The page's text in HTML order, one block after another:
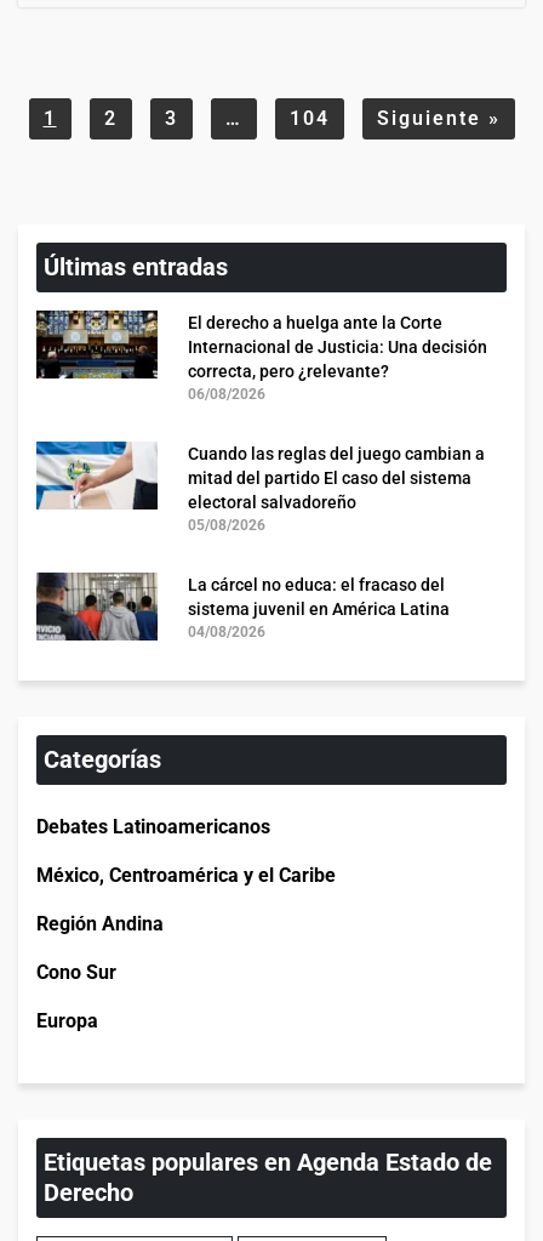
1 2 3 … 104 Siguiente »
Últimas entradas
El derecho a huelga ante la Corte
Internacional de Justicia: Una decisión
correcta, pero ¿relevante?
06/08/2026
Cuando las reglas del juego cambian a
mitad del partido El caso del sistema
electoral salvadoreño
05/08/2026
La cárcel no educa: el fracaso del
sistema juvenil en América Latina
04/08/2026
Categorías
Debates Latinoamericanos
México, Centroamérica y el Caribe
Región Andina
Cono Sur
Europa
Etiquetas populares en Agenda Estado de
Derecho